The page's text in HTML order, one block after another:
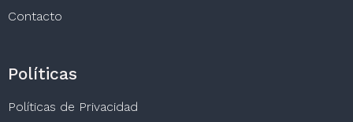
Contacto
Políticas
Políticas de Privacidad